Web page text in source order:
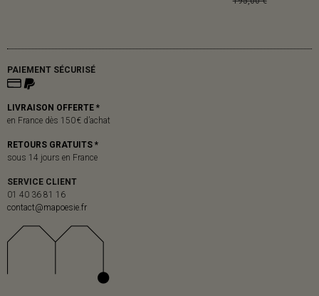
PAIEMENT SÉCURISÉ
LIVRAISON OFFERTE *
en France dès 150 € d’achat
RETOURS GRATUITS *
sous 14 jours en France
SERVICE CLIENT
01 40 36 81 16
contact@mapoesie.fr